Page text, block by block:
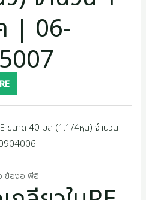
| 06-
ข้องอ พีอี